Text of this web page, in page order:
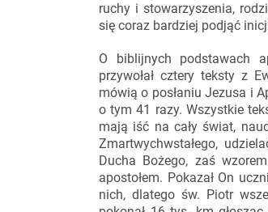
ruchy i stowarzyszenia,
się coraz bardziej podjąć
O biblijnych podstawach
przywołał cztery teksty z
mówią o posłaniu Jezusa i
o tym 41 razy. Wszystkie
mają iść na cały świat,
Zmartwychwstałego,
Ducha Bożego, zaś
apostołem. Pokazał On
nich, dlatego św. Piotr